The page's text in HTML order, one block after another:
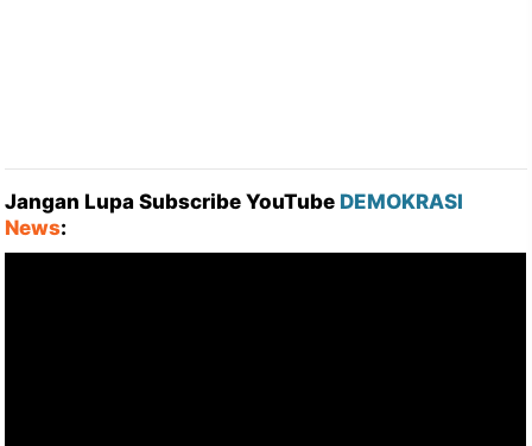
Jangan Lupa Subscribe YouTube DEMOKRASI
News: